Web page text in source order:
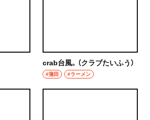
crab台風。（クラブたいふう）
#蒲田 #ラーメン